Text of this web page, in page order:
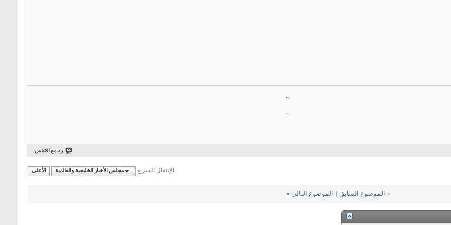
..
..
رد مع اقتباس
الإنتقال السريع مجلس الأخبار الخليجية والعالمية الأعلى
« الموضوع السابق الموضوع التالي »